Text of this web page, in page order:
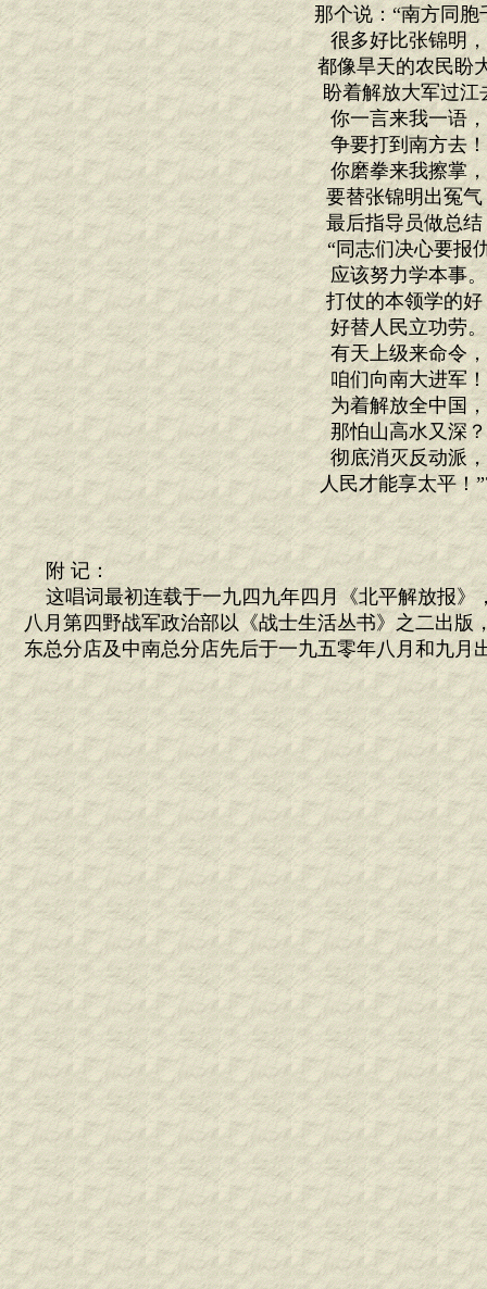
那个说：“南方同胞
很多好比张锦明
都像旱天的农民盼
盼着解放大军过江
你一言来我一语
争要打到南方去
你磨拳来我擦掌
要替张锦明出冤气
最后指导员做总结
“同志们决心要报
应该努力学本事
打仗的本领学的好
好替人民立功劳
有天上级来命令
咱们向南大进军
为着解放全中国
那怕山高水又深
彻底消灭反动派
人民才能享太平！
附 记：
这唱词最初连载于一九四九年四月《北平解放报》
八月第四野战军政治部以《战士生活丛书》之二出版
东总分店及中南总分店先后于一九五零年八月和九月